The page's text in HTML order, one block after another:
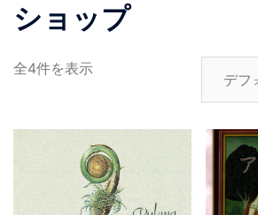
ショップ
全4件を表示